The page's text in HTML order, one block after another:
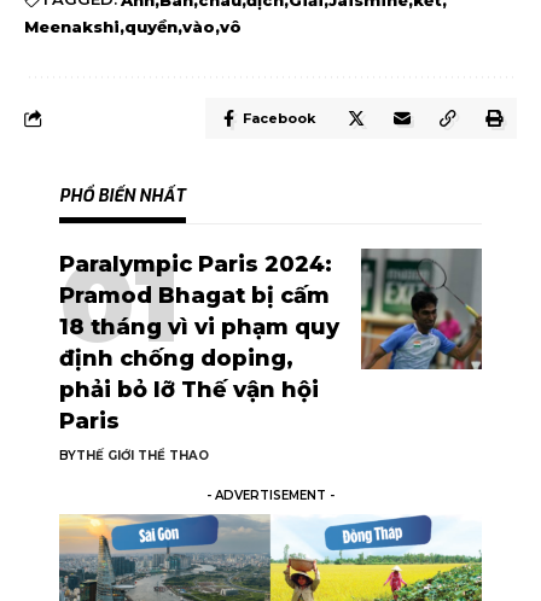
Meenakshi quyền vào vô
Facebook
PHỔ BIẾN NHẤT
Paralympic Paris 2024:
Pramod Bhagat bị cấm
18 tháng vì vi phạm quy
định chống doping,
phải bỏ lỡ Thế vận hội
Paris
BYTHẾ GIỚI THỂ THAO
- ADVERTISEMENT -